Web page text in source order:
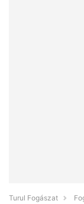
Turul Fogászat